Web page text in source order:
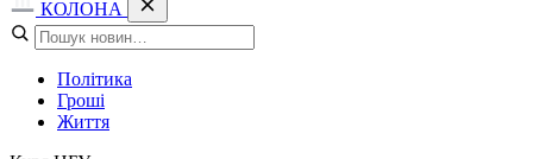
КОЛОНА
Політика
Гроші
Життя